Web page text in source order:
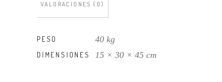
VALORACIONES (0)
PESO 40 kg
DIMENSIONES 15 × 30 × 45 cm